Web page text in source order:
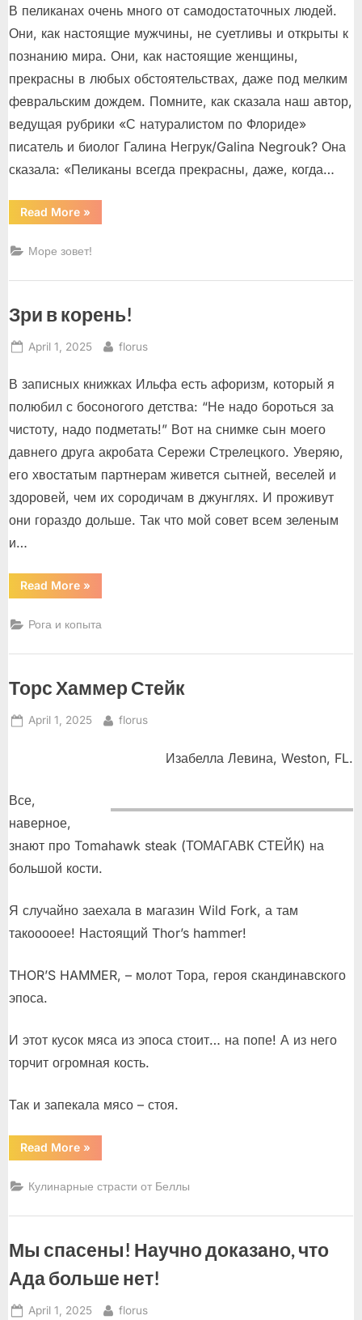
В пеликанах очень много от самодостаточных людей.
Они, как настоящие мужчины, не суетливы и открыты к
познанию мира. Они, как настоящие женщины,
прекрасны в любых обстоятельствах, даже под мелким
февральским дождем. Помните, как сказала наш автор,
ведущая рубрики «С натуралистом по Флориде»
писатель и биолог Галина Негрук/Galina Negrouk? Она
сказала: «Пеликаны всегда прекрасны, даже, когда…
Read More“Пеликаны
–
птеродактили”
»
Море зовет!
Зри в корень!
Posted
April 1, 2025 By
florus
В записных книжках Ильфа есть афоризм, который я
полюбил с босоногого детства: “Не надо бороться за
чистоту, надо подметать!” Вот на снимке сын моего
давнего друга акробата Сережи Стрелецкого. Уверяю,
его хвостатым партнерам живется сытней, веселей и
здоровей, чем их сородичам в джунглях. И проживут
они гораздо дольше. Так что мой совет всем зеленым
и…
Read More“Зри
в
»
Рога и копыта
Торс Хаммер Стейк
Posted
April 1, 2025 By
florus
Изабелла Левина, Weston, FL.
Все,
наверное,
знают про Tomahawk steak (ТОМАГАВК СТЕЙК) на
большой кости.
Я случайно заехала в магазин Wild Fork, а там
такооооее! Настоящий Thor’s hammer!
THOR’S HAMMER, – молот Тора, героя скандинавского
эпоса.
И этот кусок мяса из эпоса стоит… на попе! А из него
торчит огромная кость.
Так и запекала мясо – стоя.
Read More“Торс
Хаммер
»
Кулинарные страсти от Беллы
Мы спасены! Научно доказано, что
Ада больше нет!
Posted
April 1, 2025 By
florus